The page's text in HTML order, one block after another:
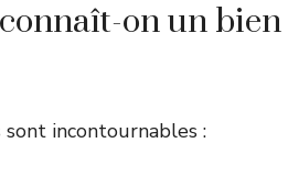
on un
incontournables :